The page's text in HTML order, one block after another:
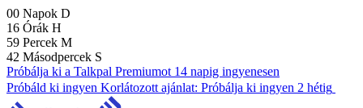
00 Napok D
16 Órák H
59 Percek M
41 Másodpercek S
Próbálja ki a Talkpal Premiumot 14 napig ingyenesen
Próbáld ki ingyen Korlátozott ajánlat: Próbálja ki ingyen 2 hétig